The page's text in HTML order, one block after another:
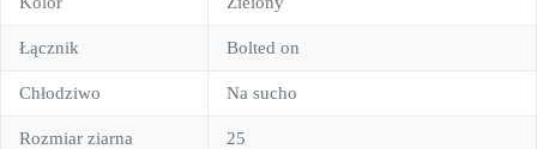
Łącznik Bolted on
Chłodziwo Na sucho
Rozmiar ziarna 25